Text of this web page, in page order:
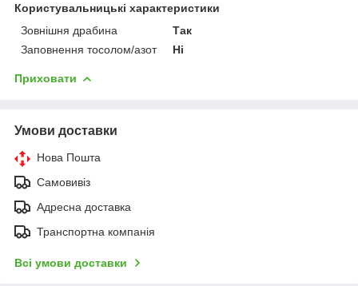
Користувальницькі характеристики
Зовнішня драбина
Так
Заповнення тосолом/азот
Ні
Приховати
Умови доставки
Нова Пошта
Самовивіз
Адресна доставка
Транспортна компанія
Всі умови доставки